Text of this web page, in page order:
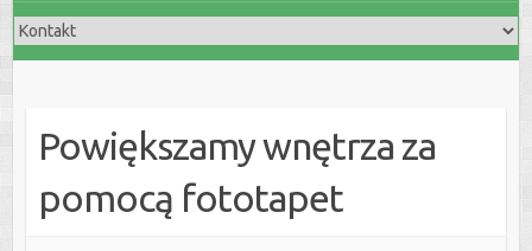
Powiększamy wnętrza za
pomocą fototapet